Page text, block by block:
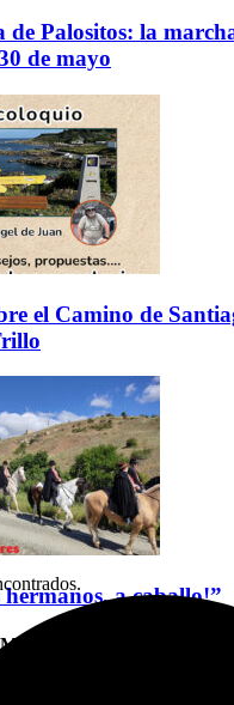
de Palositos: la
de mayo
el Camino de
hermanos, a caballo!”
(CITAS)